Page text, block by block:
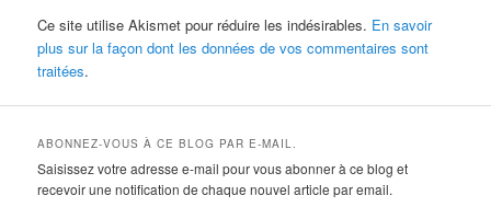
Ce site utilise Akismet pour réduire les indésirables. En savoir
plus sur la façon dont les données de vos commentaires sont
traitées.
ABONNEZ-VOUS À CE BLOG PAR E-MAIL.
Saisissez votre adresse e-mail pour vous abonner à ce blog et
recevoir une notification de chaque nouvel article par email.